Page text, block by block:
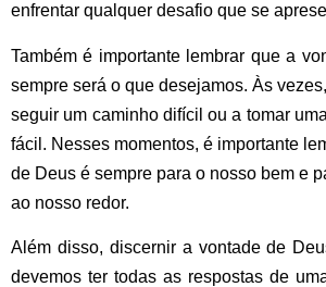
enfrentar qualquer desafio que se
Também é importante lembrar que a
sempre será o que desejamos. Às
seguir um caminho difícil ou a tomar
fácil. Nesses momentos, é importante
de Deus é sempre para o nosso bem e
ao nosso redor.
Além disso, discernir a vontade de
devemos ter todas as respostas de